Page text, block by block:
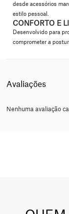
desde acessórios
estilo pessoal.
CONFORTO E
Desenvolvido para
comprometer a
Nenhuma avaliação